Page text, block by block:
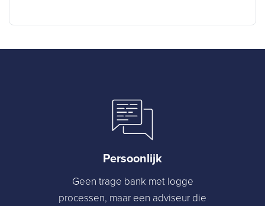
Persoonlijk
Geen trage bank met logge
processen, maar een adviseur die